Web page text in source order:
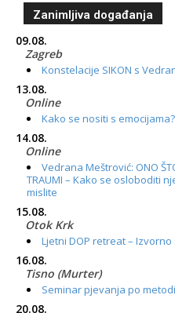
Zanimljiva događanja
09.08.
Zagreb
Konstelacije SIKON s
13.08.
Online
Kako se nositi s emocijama?
14.08.
Online
Vedrana Meštrović: ONO
TRAUMI – Kako se osloboditi
mislite
15.08.
Otok Krk
Ljetni DOP retreat –
16.08.
Tisno (Murter)
Seminar pjevanja po
20.08.